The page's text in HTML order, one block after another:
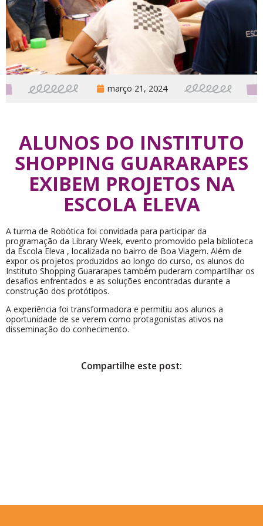
março 21, 2024
ALUNOS DO INSTITUTO
SHOPPING GUARARAPES
EXIBEM PROJETOS NA
ESCOLA ELEVA
A turma de Robótica foi convidada para participar da
programação da Library Week, evento promovido pela biblioteca
da Escola Eleva , localizada no bairro de Boa Viagem. Além de
expor os projetos produzidos ao longo do curso, os alunos do
Instituto Shopping Guararapes também puderam compartilhar os
desafios enfrentados e as soluções encontradas durante a
construção dos protótipos.
A experiência foi transformadora e permitiu aos alunos a
oportunidade de se verem como protagonistas ativos na
disseminação do conhecimento.
Compartilhe este post: